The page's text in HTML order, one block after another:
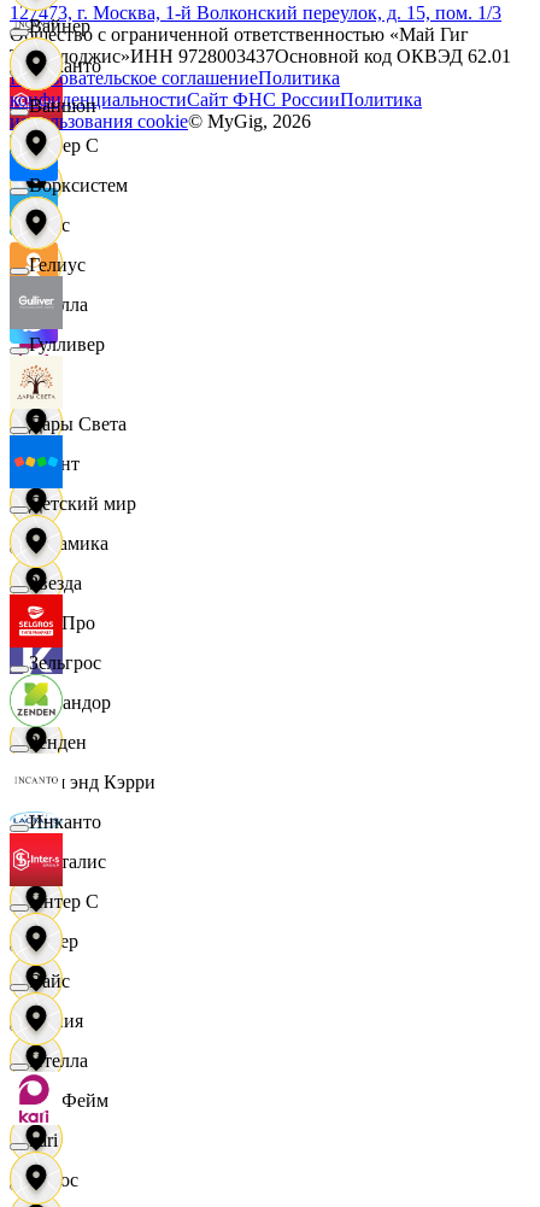
Инканто
Интер С
Вайс
Ителла
kari
Квант
Керамика
КитПро
Командор
Кэш энд Кэрри
Лакталис
Левер
Линия
ЛисФейм
Логос
Вайнер
Ваншоп
Ворксистем
Гелиус
Гулливер
Дары Света
Детский мир
Звезда
Зельгрос
Зенден
Инканто
Интер С
Вайс
Ителла
kari
127473, г. Москва, 1-й Волконский переулок, д. 15, пом. 1/3
Общество с ограниченной ответственностью «Май Гиг
Технолоджис»ИНН 9728003437Основной код ОКВЭД 62.01
Пользовательское соглашениеПолитика
конфиденциальностиСайт ФНС РоссииПолитика
использования cookie© MyGig, 2026